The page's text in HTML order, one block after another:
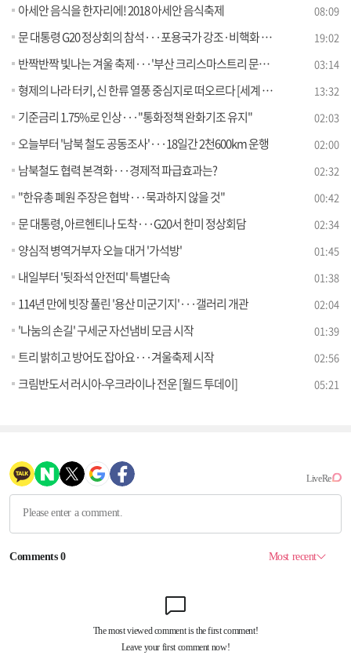
아세안 음식을 한자리에! 2018 아세안 음식축제 08:09
문 대통령 G20 정상회의 참석···포용국가 강조·비핵화 돌파구 총력 [라이브 이슈] 19:02
반짝반짝 빛나는 겨울 축제···'부산 크리스마스트리 문화축제' [문화브리핑] 03:14
형제의 나라 터키, 신 한류 열풍 중심지로 떠오르다 [세계 속 한국] 13:32
기준금리 1.75%로 인상···"통화정책 완화기조 유지" 02:03
오늘부터 '남북 철도 공동조사'···18일간 2천600km 운행 02:00
남북철도 협력 본격화···경제적 파급효과는? 02:32
"한유총 폐원 주장은 협박···묵과하지 않을 것" 00:42
문 대통령, 아르헨티나 도착···G20서 한미 정상회담 02:34
양심적 병역거부자 오늘 대거 '가석방' 01:45
내일부터 '뒷좌석 안전띠' 특별단속 01:38
114년 만에 빗장 풀린 '용산 미군기지'···갤러리 개관 02:04
'나눔의 손길' 구세군 자선냄비 모금 시작 01:39
트리 밝히고 방어도 잡아요···겨울축제 시작 02:56
크림반도서 러시아-우크라이나 전운 [월드 투데이] 05:21